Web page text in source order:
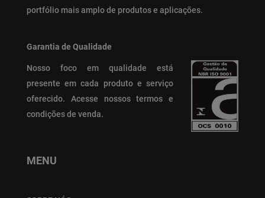
portfólio mais amplo de produtos e aplicações.
Garantia de Qualidade
Nosso foco em qualidade está
presente em cada produto e serviço
oferecido. Acesse nossos termos e
condições de venda.
MENU